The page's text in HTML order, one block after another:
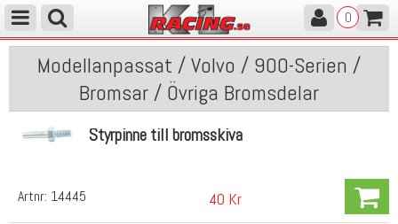
0
Modellanpassat / Volvo / 900-Serien /
Bromsar / Övriga Bromsdelar
Artnr: 14445
Styrpinne till bromsskiva
40 Kr